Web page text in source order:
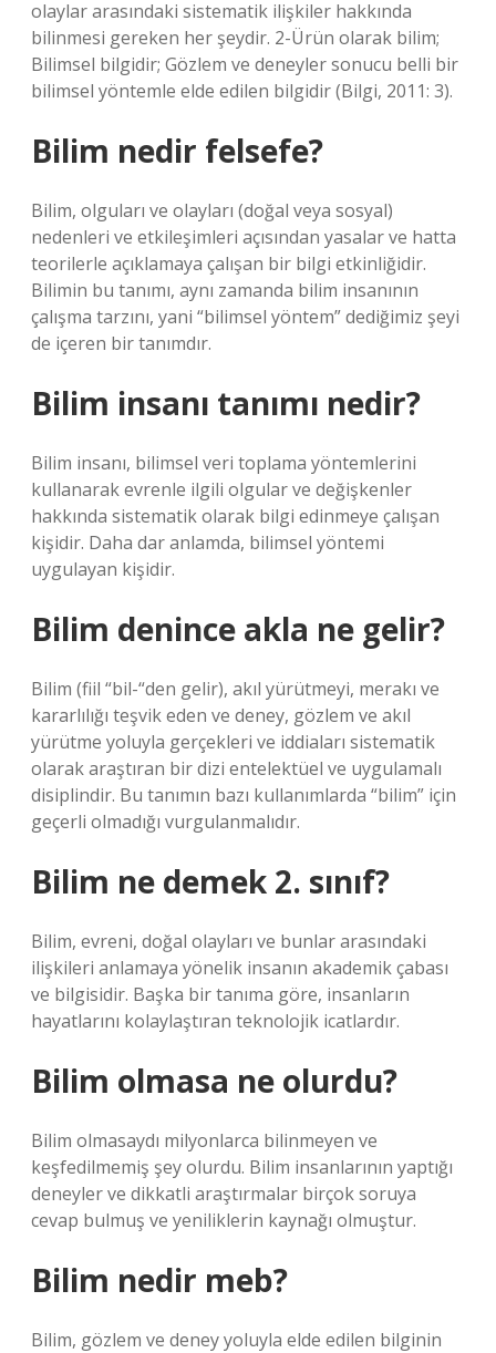
olaylar arasındaki sistematik ilişkiler hakkında
bilinmesi gereken her şeydir. 2-Ürün olarak bilim;
Bilimsel bilgidir; Gözlem ve deneyler sonucu belli bir
bilimsel yöntemle elde edilen bilgidir (Bilgi, 2011: 3).
Bilim nedir felsefe?
Bilim, olguları ve olayları (doğal veya sosyal)
nedenleri ve etkileşimleri açısından yasalar ve hatta
teorilerle açıklamaya çalışan bir bilgi etkinliğidir.
Bilimin bu tanımı, aynı zamanda bilim insanının
çalışma tarzını, yani “bilimsel yöntem” dediğimiz şeyi
de içeren bir tanımdır.
Bilim insanı tanımı nedir?
Bilim insanı, bilimsel veri toplama yöntemlerini
kullanarak evrenle ilgili olgular ve değişkenler
hakkında sistematik olarak bilgi edinmeye çalışan
kişidir. Daha dar anlamda, bilimsel yöntemi
uygulayan kişidir.
Bilim denince akla ne gelir?
Bilim (fiil “bil-“den gelir), akıl yürütmeyi, merakı ve
kararlılığı teşvik eden ve deney, gözlem ve akıl
yürütme yoluyla gerçekleri ve iddiaları sistematik
olarak araştıran bir dizi entelektüel ve uygulamalı
disiplindir. Bu tanımın bazı kullanımlarda “bilim” için
geçerli olmadığı vurgulanmalıdır.
Bilim ne demek 2. sınıf?
Bilim, evreni, doğal olayları ve bunlar arasındaki
ilişkileri anlamaya yönelik insanın akademik çabası
ve bilgisidir. Başka bir tanıma göre, insanların
hayatlarını kolaylaştıran teknolojik icatlardır.
Bilim olmasa ne olurdu?
Bilim olmasaydı milyonlarca bilinmeyen ve
keşfedilmemiş şey olurdu. Bilim insanlarının yaptığı
deneyler ve dikkatli araştırmalar birçok soruya
cevap bulmuş ve yeniliklerin kaynağı olmuştur.
Bilim nedir meb?
Bilim, gözlem ve deney yoluyla elde edilen bilginin